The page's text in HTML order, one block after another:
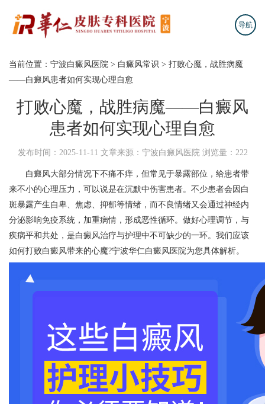
导航
当前位置： 宁波白癜风医院 > 白癜风常识 > 打败心魔，战胜病魔
——白癜风患者如何实现心理自愈
打败心魔，战胜病魔——白癜风
患者如何实现心理自愈
发布时间：2025-11-11 文章来源：宁波白癜风医院 浏览量：222
白癜风大部分情况下不痛不痒，但常见于暴露部位，给患者带
来不小的心理压力，可以说是在沉默中伤害患者。不少患者会因白
斑暴露产生自卑、焦虑、抑郁等情绪，而不良情绪又会通过神经内
分泌影响免疫系统，加重病情，形成恶性循环。做好心理调节，与
疾病平和共处，是白癜风治疗与护理中不可缺少的一环。我们应该
如何打败白癜风带来的心魔?宁波华仁白癜风医院为您具体解析。